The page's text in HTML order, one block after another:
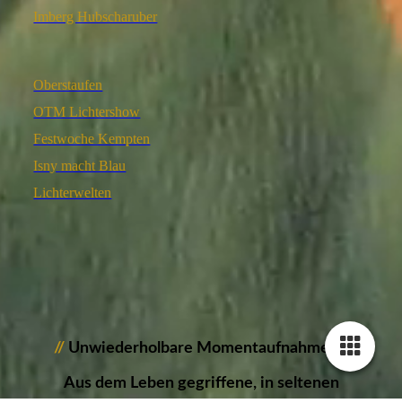
Imberg Hubscharuber
Oberstaufen
OTM Lichtershow
Festwoche Kempten
Isny macht Blau
Lichterwelten
// Unwiederholbare Momentaufnahmen..-
Aus dem Leben gegriffene, in seltenen